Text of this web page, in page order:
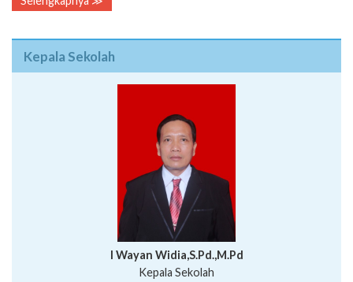
Kepala Sekolah
I Wayan Widia,S.Pd.,M.Pd
Kepala Sekolah